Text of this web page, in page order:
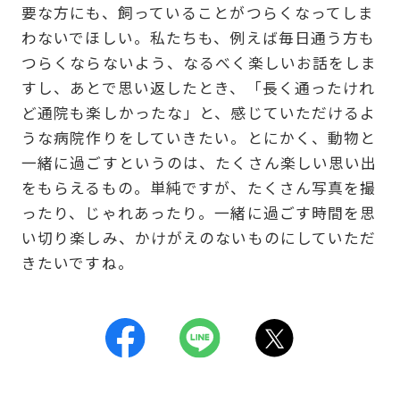
要な方にも、飼っていることがつらくなってしま
わないでほしい。私たちも、例えば毎日通う方も
つらくならないよう、なるべく楽しいお話をしま
すし、あとで思い返したとき、「長く通ったけれ
ど通院も楽しかったな」と、感じていただけるよ
うな病院作りをしていきたい。とにかく、動物と
一緒に過ごすというのは、たくさん楽しい思い出
をもらえるもの。単純ですが、たくさん写真を撮
ったり、じゃれあったり。一緒に過ごす時間を思
い切り楽しみ、かけがえのないものにしていただ
きたいですね。